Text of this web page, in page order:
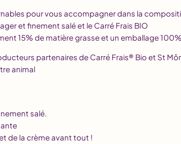
pour vous accompagner dans la
et finement salé et le Carré Frais BIO
15% de matière grasse et un emballage
partenaires de Carré Frais® Bio et St
animal
salé.
de la crème avant tout !